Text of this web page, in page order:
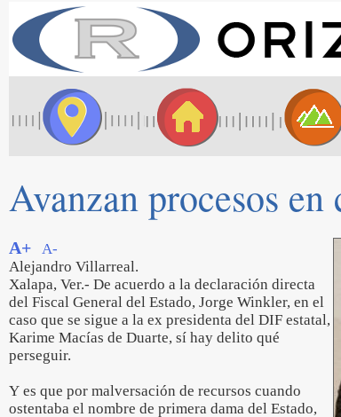
Avanzan procesos
A+
A-
Alejandro Villarreal.
Xalapa, Ver.- De acuerdo a la declaración directa
del Fiscal General del Estado, Jorge Winkler, en el
caso que se sigue a la ex presidenta del DIF estatal,
Karime Macías de Duarte, sí hay delito qué
perseguir.
Y es que por malversación de recursos cuando
ostentaba el nombre de primera dama del Estado,